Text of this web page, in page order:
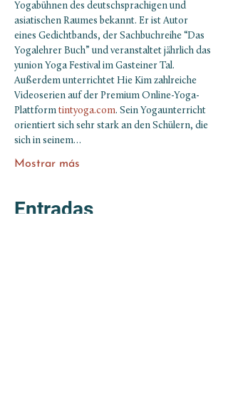
Yogabühnen des deutschsprachigen und
asiatischen Raumes bekannt. Er ist Autor
eines Gedichtbands, der Sachbuchreihe “Das
Yogalehrer Buch” und veranstaltet jährlich das
yunion Yoga Festival im Gasteiner Tal.
Außerdem unterrichtet Hie Kim zahlreiche
Videoserien auf der Premium Online-Yoga-
Plattform tintyoga.com. Sein Yogaunterricht
orientiert sich sehr stark an den Schülern, die
sich in seinem…
Mostrar más
Entradas